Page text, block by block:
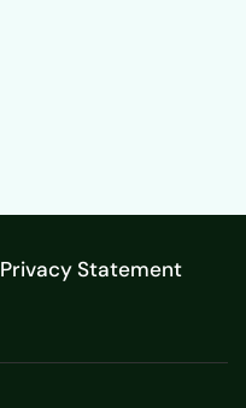
Privacy Statement